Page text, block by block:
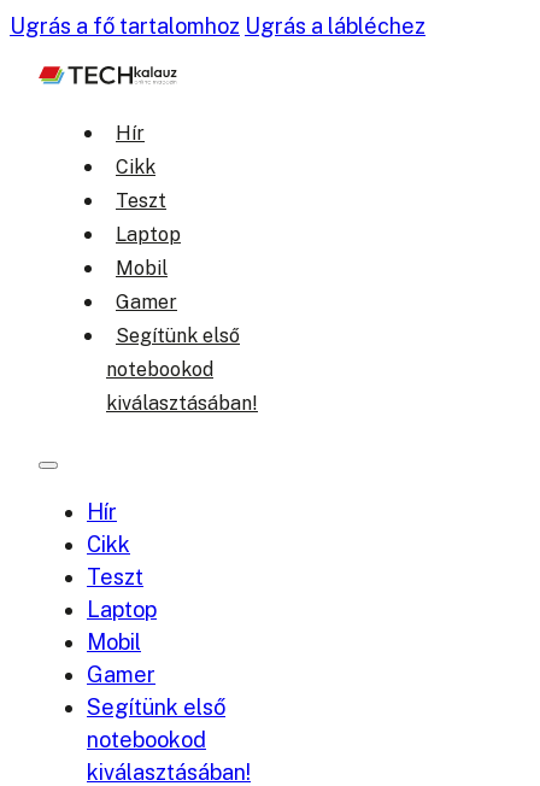
Ugrás a fő tartalomhoz Ugrás a lábléchez
Hír
Cikk
Teszt
Laptop
Mobil
Gamer
Segítünk első
notebookod
kiválasztásában!
Hír
Cikk
Teszt
Laptop
Mobil
Gamer
Segítünk első
notebookod
kiválasztásában!